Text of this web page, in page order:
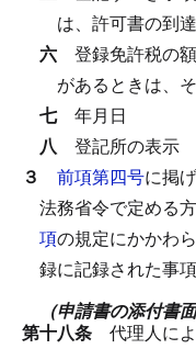
は、許可書の到
六 登録免許税の
があるときは、
七 年月日
八 登記所の表示
３ 前項第四号に掲
法務省令で定める
項の規定にかかわ
録に記録された事
（申請書の添付書面
第十八条 代理人に